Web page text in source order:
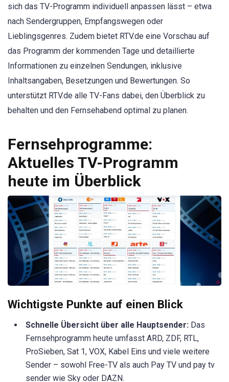
sich das TV-Programm individuell anpassen lässt – etwa
nach Sendergruppen, Empfangswegen oder
Lieblingsgenres. Zudem bietet RTV.de eine Vorschau auf
das Programm der kommenden Tage und detaillierte
Informationen zu einzelnen Sendungen, inklusive
Inhaltsangaben, Besetzungen und Bewertungen. So
unterstützt RTV.de alle TV-Fans dabei, den Überblick zu
behalten und den Fernsehabend optimal zu planen.
Fernsehprogramme:
Aktuelles TV-Programm
heute im Überblick
Wichtigste Punkte auf einen Blick
Schnelle Übersicht über alle Hauptsender: Das
Fernsehprogramm heute umfasst ARD, ZDF, RTL,
ProSieben, Sat 1, VOX, Kabel Eins und viele weitere
Sender – sowohl Free-TV als auch Pay TV und pay tv
sender wie Sky oder DAZN.